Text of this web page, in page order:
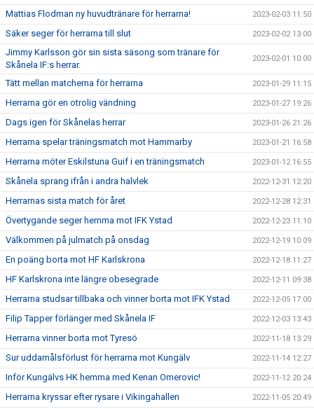
Mattias Flodman ny huvudtränare för herrarna! 2023-02-03 11:50
Säker seger för herrarna till slut 2023-02-02 13:00
Jimmy Karlsson gör sin sista säsong som tränare för
Skånela IF:s herrar.
2023-02-01 10:00
Tätt mellan matcherna för herrarna 2023-01-29 11:15
Herrarna gör en otrolig vändning 2023-01-27 19:26
Dags igen för Skånelas herrar 2023-01-26 21:26
Herrarna spelar träningsmatch mot Hammarby 2023-01-21 16:58
Herrarna möter Eskilstuna Guif i en träningsmatch 2023-01-12 16:55
Skånela sprang ifrån i andra halvlek 2022-12-31 12:20
Herrarnas sista match för året 2022-12-28 12:31
Övertygande seger hemma mot IFK Ystad 2022-12-23 11:10
Välkommen på julmatch på onsdag 2022-12-19 10:09
En poäng borta mot HF Karlskrona 2022-12-18 11:27
HF Karlskrona inte längre obesegrade 2022-12-11 09:38
Herrarna studsar tillbaka och vinner borta mot IFK Ystad 2022-12-05 17:00
Filip Tapper förlänger med Skånela IF 2022-12-03 13:43
Herrarna vinner borta mot Tyresö 2022-11-18 13:29
Sur uddamålsförlust för herrarna mot Kungälv 2022-11-14 12:27
Inför Kungälvs HK hemma med Kenan Omerovic! 2022-11-12 20:24
Herrarna kryssar efter rysare i Vikingahallen 2022-11-05 20:49